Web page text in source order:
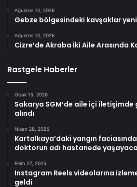
Ağustos 10, 2026
Gebze bölgesindeki kavşaklar
Ağustos 10, 2026
Cizre’de Akraba İki Aile Arasında
Rastgele Haberler
Ocak 15, 2026
Sakarya SGM’de aile içi
alındı
Nisan 28, 2025
Kartalkaya’daki yangın
doktorun adı hastanede
Ekim 27, 2025
Instagram Reels videolarına
geldi